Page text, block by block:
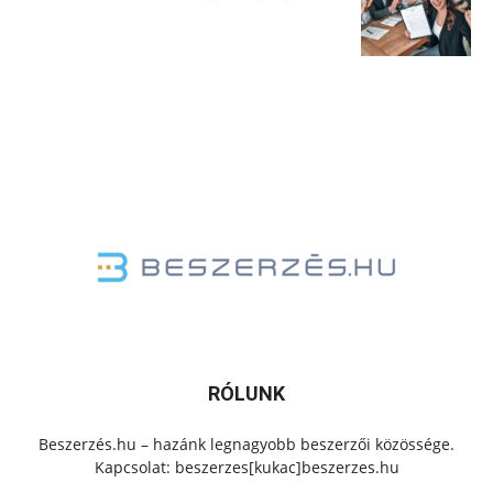
RÓLUNK
Beszerzés.hu – hazánk legnagyobb beszerzői közössége.
Kapcsolat: beszerzes[kukac]beszerzes.hu